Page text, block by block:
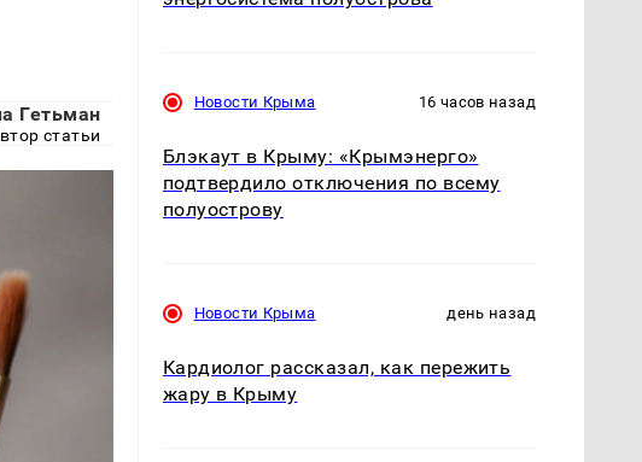
Гетьман
статьи
Новости Крыма 16 часов назад
Блэкаут в Крыму: «Крымэнерго»
подтвердило отключения по всему
полуострову
Новости Крыма день назад
Кардиолог рассказал, как пережить
жару в Крыму